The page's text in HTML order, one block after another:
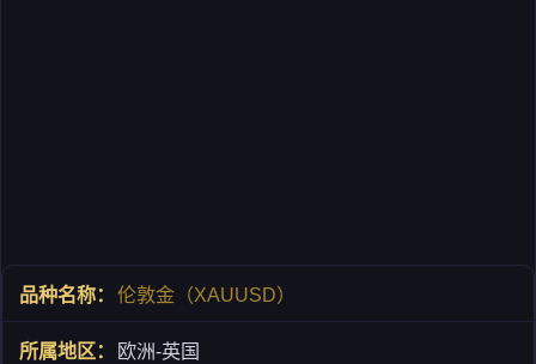
伦敦金（XAUUSD）
欧洲-英国